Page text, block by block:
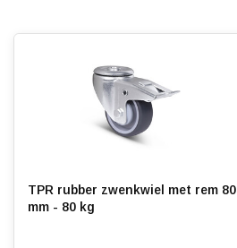
TPR rubber zwenkwiel met rem 80
mm - 80 kg